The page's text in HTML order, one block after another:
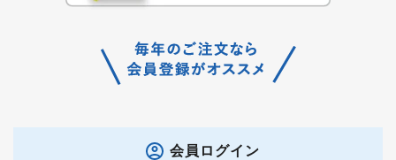
会員ログイン